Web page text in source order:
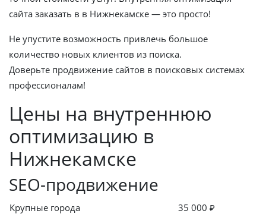
сайта заказать в в Нижнекамске — это просто!
Не упустите возможность привлечь большое
количество новых клиентов из поиска.
Доверьте продвижение сайтов в поисковых системах
профессионалам!
Цены на внутреннюю
оптимизацию в
Нижнекамске
SEO-продвижение
Крупные города
35 000 ₽